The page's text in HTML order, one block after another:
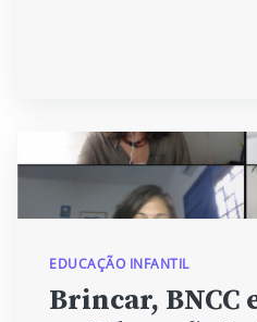
EDUCAÇÃO INFANTIL
Brincar, BNCC